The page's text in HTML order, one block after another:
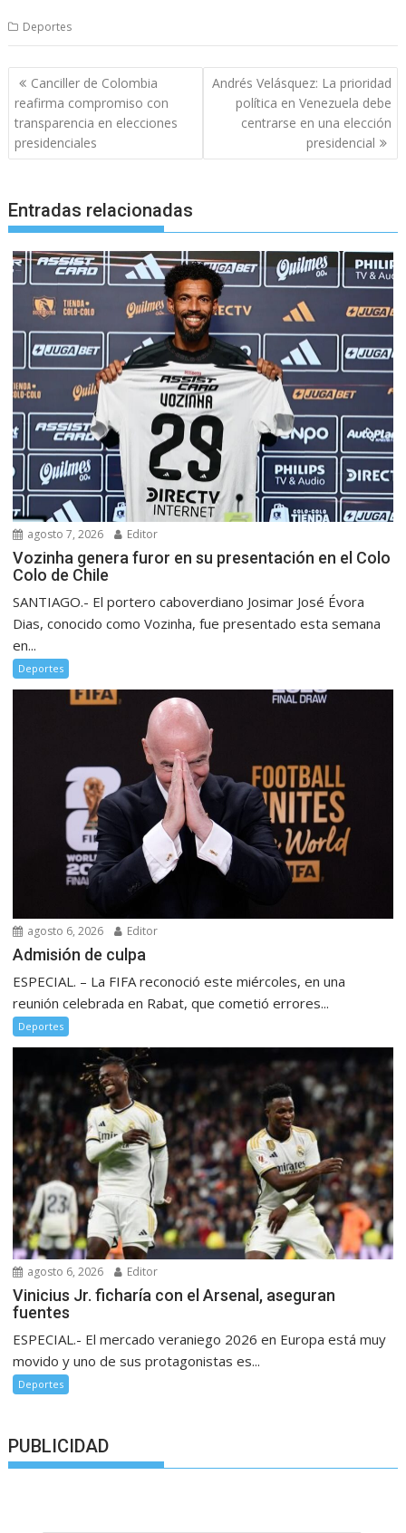
Deportes
Navegación
de
entradas
Canciller de Colombia
reafirma compromiso con
transparencia en elecciones
presidenciales
Andrés Velásquez: La prioridad
política en Venezuela debe
centrarse en una elección
presidencial
Entradas relacionadas
agosto 7, 2026 Editor
Vozinha genera furor en su presentación en el Colo
Colo de Chile
SANTIAGO.- El portero caboverdiano Josimar José Évora
Dias, conocido como Vozinha, fue presentado esta semana
en...
Deportes
agosto 6, 2026 Editor
Admisión de culpa
ESPECIAL. – La FIFA reconoció este miércoles, en una
reunión celebrada en Rabat, que cometió errores...
Deportes
agosto 6, 2026 Editor
Vinicius Jr. ficharía con el Arsenal, aseguran
fuentes
ESPECIAL.- El mercado veraniego 2026 en Europa está muy
movido y uno de sus protagonistas es...
Deportes
PUBLICIDAD